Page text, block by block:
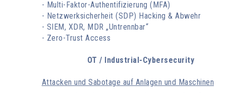
- Multi-Faktor-Authentifizierung (MFA)
- Netzwerksicherheit (SDP) Hacking & Abwehr
- SIEM, XDR, MDR „Untrennbar“
- Zero-Trust Access
OT / Industrial-Cybersecurity
Attacken und Sabotage auf Anlagen und Maschinen